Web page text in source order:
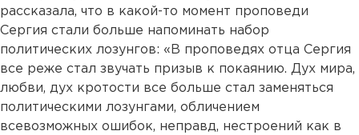
рассказала, что в какой-то момент проповеди
Сергия стали больше напоминать набор
политических лозунгов: «В проповедях отца Сергия
все реже стал звучать призыв к покаянию. Дух мира,
любви, дух кротости все больше стал заменяться
политическими лозунгами, обличением
всевозможных ошибок, неправд, нестроений как в